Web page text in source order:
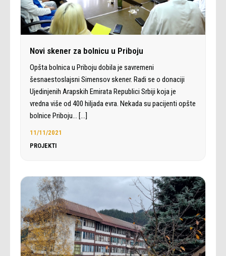
Novi skener za bolnicu u Priboju
Opšta bolnica u Priboju dobila je savremeni
šesnaestoslajsni Simensov skener. Radi se o donaciji
Ujedinjenih Arapskih Emirata Republici Srbiji koja je
vredna više od 400 hiljada evra. Nekada su pacijenti opšte
bolnice Priboju… […]
11/11/2021
PROJEKTI